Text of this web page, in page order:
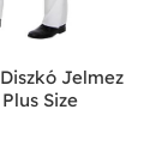
Jelmez
Size